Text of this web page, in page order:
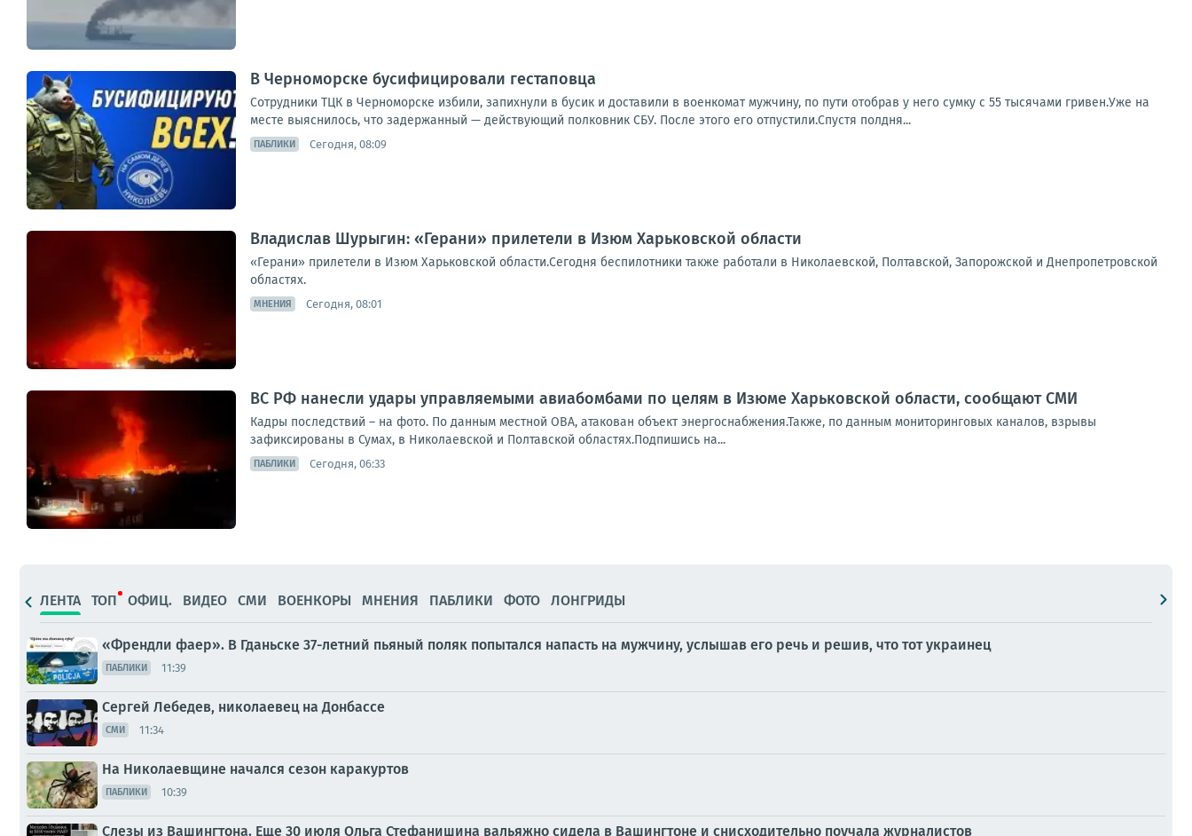
В Черноморске бусифицировали гестаповца
Сотрудники ТЦК в Черноморске избили, запихнули в бусик и доставили в военкомат мужчину, по пути отобрав у него сумку с 55 тысячами гривен.Уже на
месте выяснилось, что задержанный — действующий полковник СБУ. После этого его отпустили.Спустя полдня...
ПАБЛИКИ Сегодня, 08:09
Владислав Шурыгин: «Герани» прилетели в Изюм Харьковской области
«Герани» прилетели в Изюм Харьковской области.Сегодня беспилотники также работали в Николаевской, Полтавской, Запорожской и Днепропетровской
областях.
МНЕНИЯ Сегодня, 08:01
ВС РФ нанесли удары управляемыми авиабомбами по целям в Изюме Харьковской области, сообщают СМИ
Кадры последствий – на фото. По данным местной ОВА, атакован объект энергоснабжения.Также, по данным мониторинговых каналов, взрывы
зафиксированы в Сумах, в Николаевской и Полтавской областях.Подпишись на...
ПАБЛИКИ Сегодня, 06:33
ЛЕНТА ТОП ОФИЦ. ВИДЕО СМИ ВОЕНКОРЫ МНЕНИЯ ПАБЛИКИ ФОТО ЛОНГРИДЫ
«Френдли фаер». В Гданьске 37-летний пьяный поляк попытался напасть на мужчину, услышав его речь и решив, что тот украинец
ПАБЛИКИ 11:39
Сергей Лебедев, николаевец на Донбассе
СМИ 11:34
На Николаевщине начался сезон каракуртов
ПАБЛИКИ 10:39
Слезы из Вашингтона. Еще 30 июля Ольга Стефанишина вальяжно сидела в Вашингтоне и снисходительно поучала журналистов